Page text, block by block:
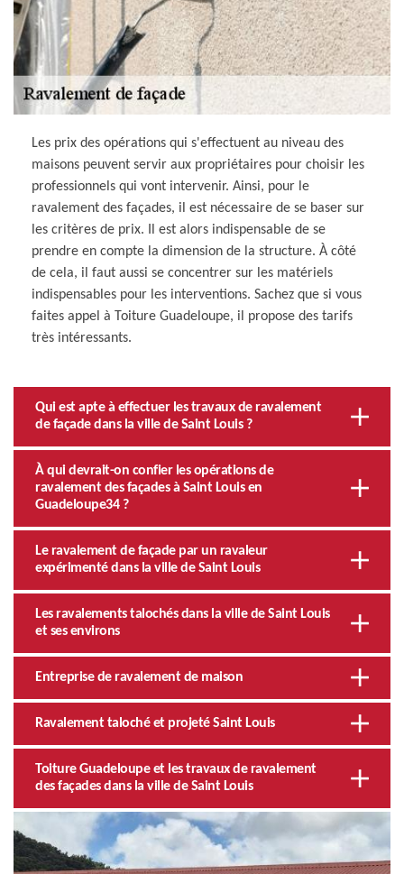
Les prix des opérations qui s'effectuent au niveau des
maisons peuvent servir aux propriétaires pour choisir les
professionnels qui vont intervenir. Ainsi, pour le
ravalement des façades, il est nécessaire de se baser sur
les critères de prix. Il est alors indispensable de se
prendre en compte la dimension de la structure. À côté
de cela, il faut aussi se concentrer sur les matériels
indispensables pour les interventions. Sachez que si vous
faites appel à Toiture Guadeloupe, il propose des tarifs
très intéressants.
Qui est apte à effectuer les travaux de ravalement
de façade dans la ville de Saint Louis ?
À qui devrait-on confier les opérations de
ravalement des façades à Saint Louis en
Guadeloupe34 ?
Le ravalement de façade par un ravaleur
expérimenté dans la ville de Saint Louis
Les ravalements talochés dans la ville de Saint Louis
et ses environs
Entreprise de ravalement de maison
Ravalement taloché et projeté Saint Louis
Toiture Guadeloupe et les travaux de ravalement
des façades dans la ville de Saint Louis